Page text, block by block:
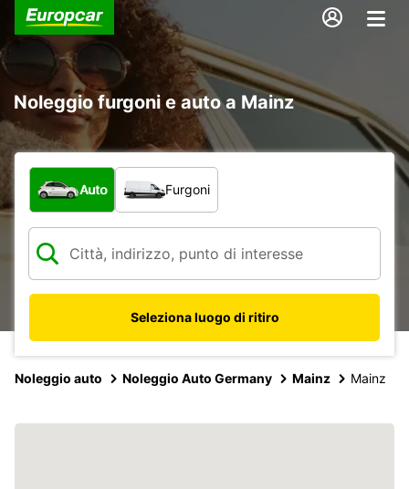
Noleggio furgoni e auto a Mainz
Scegli la tipologia di veicolo:
Auto Furgoni
Seleziona luogo di ritiro
Noleggio auto Noleggio Auto Germany Mainz Mainz